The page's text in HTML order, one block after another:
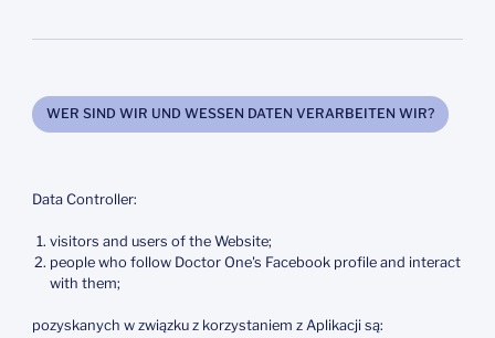
WER SIND WIR UND WESSEN DATEN VERARBEITEN WIR?
Data Controller:
visitors and users of the Website;
people who follow Doctor One's Facebook profile and interact
with them;
pozyskanych w związku z korzystaniem z Aplikacji są: